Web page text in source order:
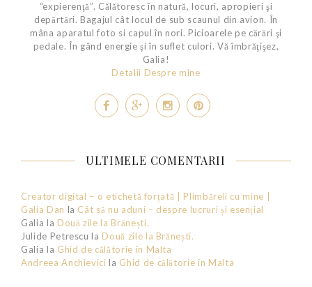
“expierenţă”. Călătoresc în natură, locuri, apropieri şi
depărtări. Bagajul cât locul de sub scaunul din avion. În
mâna aparatul foto si capul în nori. Picioarele pe cărări şi
pedale. În gând energie şi în suflet culori. Vă îmbrăţişez,
Galia!
Detalii Despre mine
ULTIMELE COMENTARII
Creator digital – o etichetă forțată | Plimbăreli cu mine |
Galia Dan la Cât să nu aduni – despre lucruri și esențial
Galia la Două zile la Brănești.
Julide Petrescu la Două zile la Brănești.
Galia la Ghid de călătorie în Malta
Andreea Anchievici la Ghid de călătorie în Malta